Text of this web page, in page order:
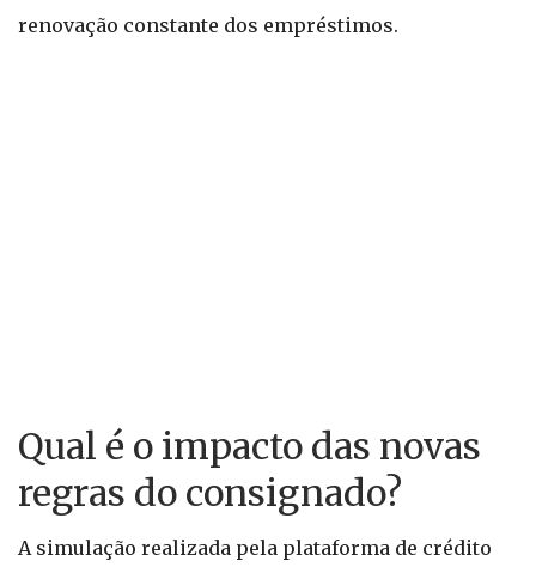
renovação constante dos empréstimos.
Qual é o impacto das novas
regras do consignado?
A simulação realizada pela plataforma de crédito